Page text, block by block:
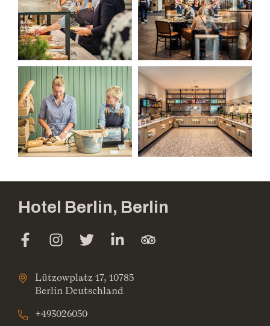
Hotel Berlin, Berlin
Lützowplatz 17, 10785
Berlin Deutschland
+493026050